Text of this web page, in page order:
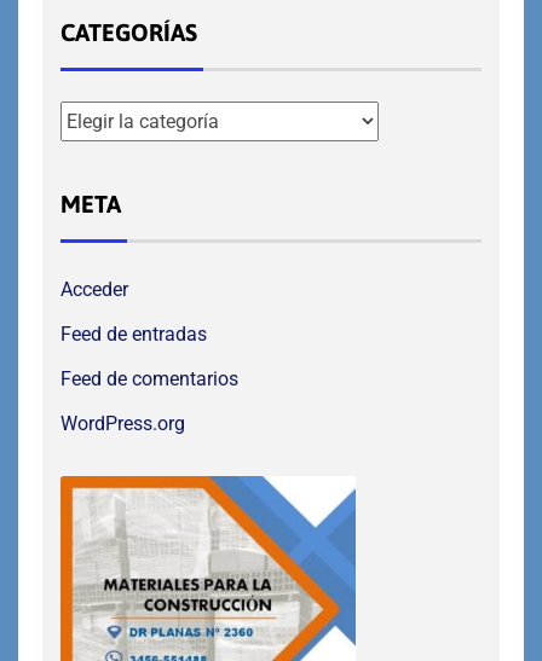
CATEGORÍAS
META
Acceder
Feed de entradas
Feed de comentarios
WordPress.org